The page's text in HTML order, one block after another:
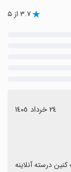
۳.۷ از ۵
٢٤ خرداد ١٤٠٥